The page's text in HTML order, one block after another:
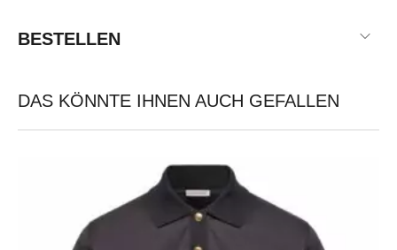
BESTELLEN
DAS KÖNNTE IHNEN AUCH GEFALLEN